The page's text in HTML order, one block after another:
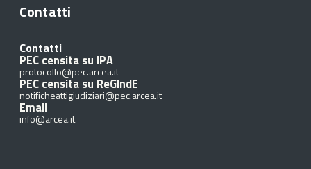
Contatti
Contatti
PEC censita su IPA
protocollo@pec.arcea.it
PEC censita su ReGIndE
notificheattigiudiziari@pec.arcea.it
Email
info@arcea.it